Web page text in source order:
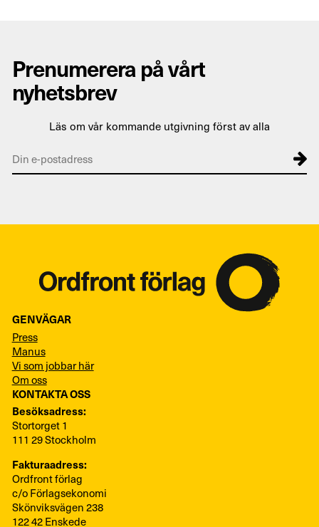
Prenumerera på vårt
nyhetsbrev
Läs om vår kommande utgivning först av alla
GENVÄGAR
Press
Manus
Vi som jobbar här
Om oss
KONTAKTA OSS
Besöksadress:
Stortorget 1
111 29 Stockholm
Fakturaadress:
Ordfront förlag
c/o Förlagsekonomi
Skönviksvägen 238
122 42 Enskede